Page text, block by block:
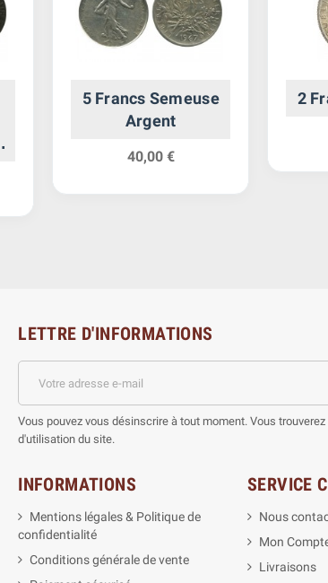
5 Francs Semeuse
Argent
40,00 €
2
LETTRE D'INFORMATIONS
Vous pouvez vous désinscrire à tout moment. Vous
d'utilisation du site.
INFORMATIONS
Mentions légales & Politique de
confidentialité
Conditions générale de vente
SERVICE
Nous
Mon
Livraisons